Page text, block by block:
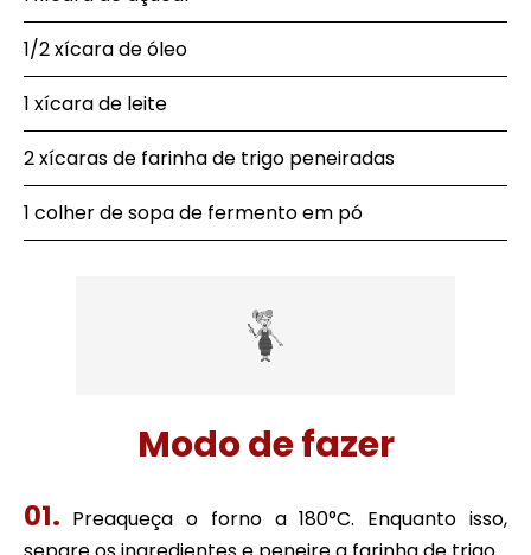
1/2 xícara de óleo
1 xícara de leite
2 xícaras de farinha de trigo peneiradas
1 colher de sopa de fermento em pó
Modo de fazer
Preaqueça o forno a 180°C. Enquanto isso,